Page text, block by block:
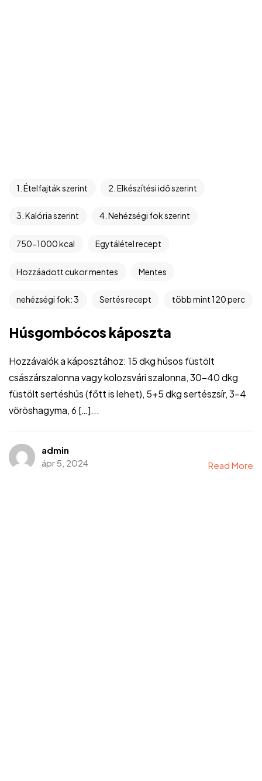
1. Ételfajták szerint 2. Elkészítési idő szerint
3. Kalória szerint 4. Nehézségi fok szerint
750-1000 kcal Egytálétel recept
Hozzáadott cukor mentes Mentes
nehézségi fok: 3 Sertés recept több mint 120 perc
Húsgombócos káposzta
Hozzávalók a káposztához: 15 dkg húsos füstölt
császárszalonna vagy kolozsvári szalonna, 30-40 dkg
füstölt sertéshús (főtt is lehet), 5+5 dkg sertészsír, 3-4
vöröshagyma, 6 […]...
admin
ápr 5, 2024
Read More